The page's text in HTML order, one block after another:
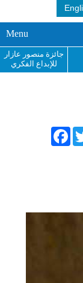
Menu
جائزة منصور عازار
للإبداع الفكري
Facebook